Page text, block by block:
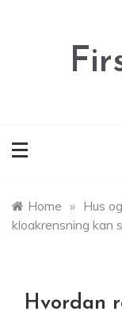
Home » Hus
kloakrensning kan
Hvordan